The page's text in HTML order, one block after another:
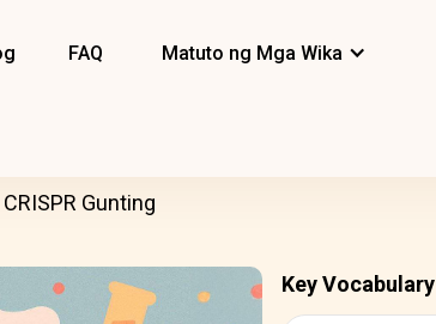
FAQ Matuto ng Mga Wika
Gunting
Key Vocabulary